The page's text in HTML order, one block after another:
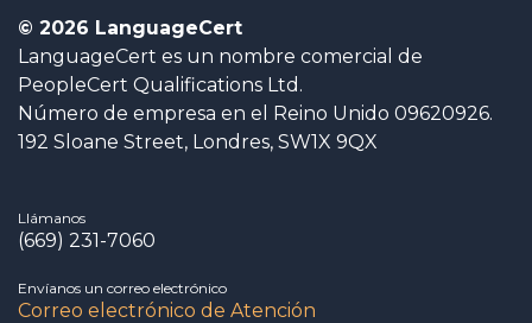
© 2026 LanguageCert
LanguageCert es un nombre comercial de
PeopleCert Qualifications Ltd.
Número de empresa en el Reino Unido 09620926.
192 Sloane Street, Londres, SW1X 9QX
Llámanos
(669) 231-7060
Envíanos un correo electrónico
Correo electrónico de Atención